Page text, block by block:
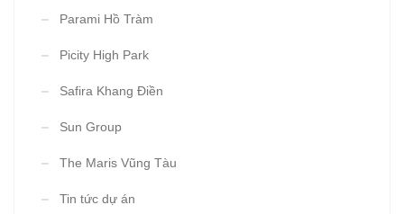
Parami Hồ Tràm
Picity High Park
Safira Khang Điền
Sun Group
The Maris Vũng Tàu
Tin tức dự án